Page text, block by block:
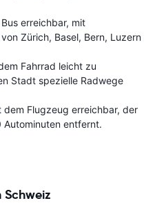
erreichbar, mit
Zürich, Basel, Bern, Luzern
Fahrrad leicht zu
Stadt spezielle Radwege
dem Flugzeug erreichbar, der
entfernt.